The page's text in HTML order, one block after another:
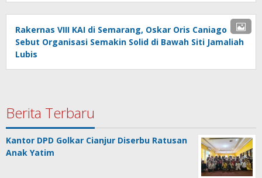
Rakernas VIII KAI di Semarang, Oskar Oris Caniago
Sebut Organisasi Semakin Solid di Bawah Siti Jamaliah
Lubis
Berita Terbaru
Kantor DPD Golkar Cianjur Diserbu Ratusan
Anak Yatim